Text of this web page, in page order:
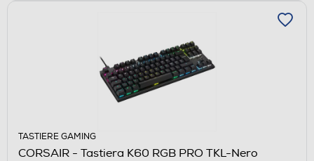
TASTIERE GAMING
CORSAIR - Tastiera K60 RGB PRO TKL-Nero